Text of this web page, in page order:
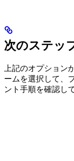
次のステッ
上記のオプション
ームを選択して、
ント手順を確認し